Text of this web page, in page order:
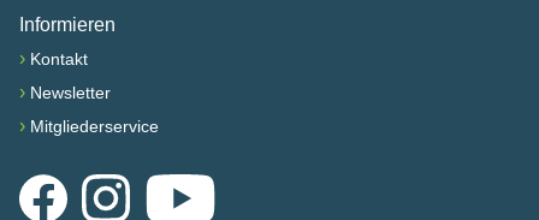
Informieren
› Kontakt
› Newsletter
› Mitgliederservice
FacebookInstagramYouTube